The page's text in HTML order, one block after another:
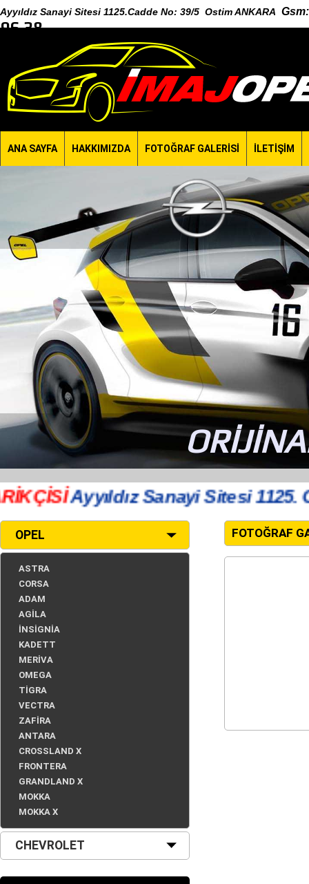
Ayyıldız Sanayi Sitesi 1125.Cadde No: 39/5 Ostim ANKARA Gsm:
96 38
ANA SAYFA HAKKIMIZDA FOTOĞRAF GALERİSİ İLETİŞİM
Ayyıldız Sanayi Sitesi 1125.
OPEL
ASTRA
CORSA
ADAM
AGİLA
İNSİGNİA
KADETT
MERİVA
OMEGA
TİGRA
VECTRA
ZAFİRA
ANTARA
CROSSLAND X
FRONTERA
GRANDLAND X
MOKKA
MOKKA X
CHEVROLET
FOTOĞRAF